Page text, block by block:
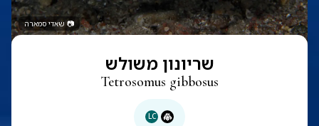
📷שאדי סמארה
שריונון משולש
Tetrosomus gibbosus
LC